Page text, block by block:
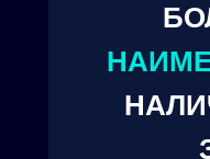
© 2024. ООО "Технокам